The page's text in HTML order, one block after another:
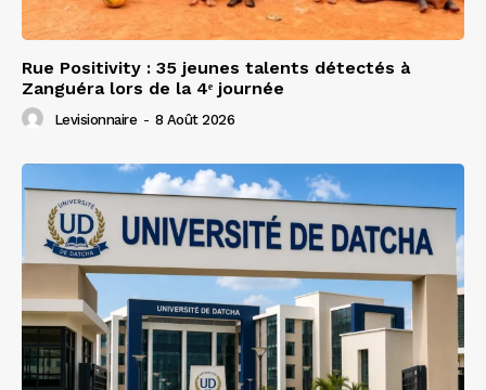
Rue Positivity : 35 jeunes talents détectés à
Zanguéra lors de la 4ᵉ journée
Levisionnaire - 8 Août 2026